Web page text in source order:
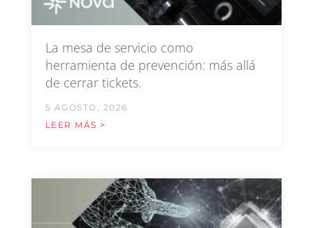
La mesa de servicio como
herramienta de prevención: más allá
de cerrar tickets.
5 AGOSTO, 2026
LEER MÁS >